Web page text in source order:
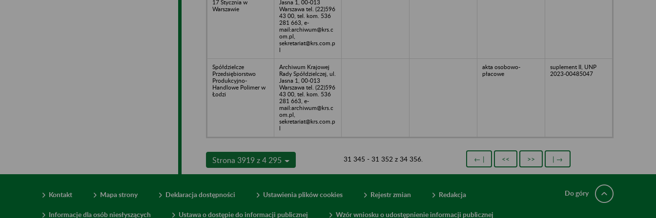
17 Stycznia w
Warszawie
Jasna 1, 00-013
Warszawa tel. (22)596
43 00, tel. kom. 536
281 663, e-
mail:archiwum@krs.c
om.pl,
sekretariat@krs.com.p
l
Spółdzielcze
Przedsiębiorstwo
Produkcyjno-
Handlowe Polimer w
Łodzi
Archiwum Krajowej
Rady Spółdzielczej, ul.
Jasna 1, 00-013
Warszawa tel. (22)596
43 00, tel. kom. 536
281 663, e-
mail:archiwum@krs.c
om.pl,
sekretariat@krs.com.p
l
akta osobowo-
płacowe
suplement II, UNP
2023-00485047
Strona 3919 z 4 295 31 345 - 31 352 z 34 356. ← | << >> | →
Kontakt Mapa strony Deklaracja dostępności Ustawienia plików cookies Rejestr zmian Redakcja
Informacje dla osób niesłyszących Ustawa o dostępie do informacji publicznej Wzór wniosku o udostępnienie informacji publicznej
Do góry